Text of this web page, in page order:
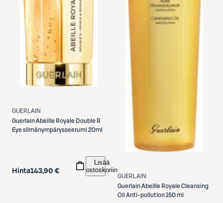
GUERLAIN
GuerlainAbeille Royale Double R
Eye silmänympärysseerumi 20ml
Hinta143,90 €
Lisää
ostoskoriin
GUERLAIN
GuerlainAbeille Royale Cleansing
Oil Anti-pollution 150 ml